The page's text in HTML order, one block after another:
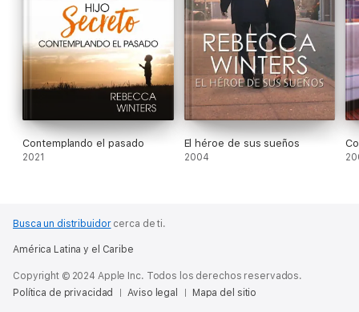
Contemplando el pasado
2021
El héroe de sus sueños
2004
Busca un distribuidorcerca de ti.
América Latina y el Caribe
Copyright © 2024 Apple Inc. Todos los derechos reservados.
Política de privacidad
Aviso legal Mapa del sitio